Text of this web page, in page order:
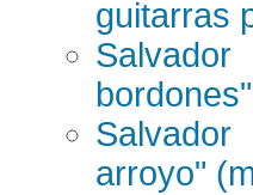
guitarras
arroyo"